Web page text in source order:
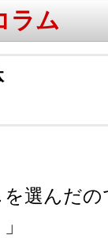
元情報など
本語新
は毎週木
ラム
選んだの